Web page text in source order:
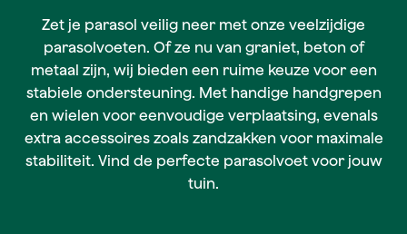
Zet je parasol veilig neer met onze veelzijdige
parasolvoeten. Of ze nu van graniet, beton of
metaal zijn, wij bieden een ruime keuze voor een
stabiele ondersteuning. Met handige handgrepen
en wielen voor eenvoudige verplaatsing, evenals
extra accessoires zoals zandzakken voor maximale
stabiliteit. Vind de perfecte parasolvoet voor jouw
tuin.